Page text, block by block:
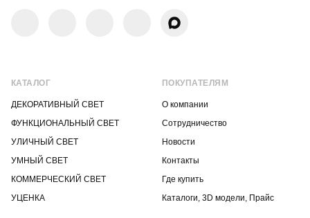
КАТАЛОГ
ДЕКОРАТИВНЫЙ СВЕТ
ФУНКЦИОНАЛЬНЫЙ СВЕТ
УЛИЧНЫЙ СВЕТ
УМНЫЙ СВЕТ
КОММЕРЧЕСКИЙ СВЕТ
УЦЕНКА
ПОКУПАТЕЛЯМ
О компании
Сотрудничество
Новости
Контакты
Где купить
Каталоги, 3D модели, Прайс